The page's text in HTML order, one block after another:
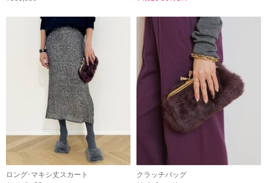
ロング･マキシ丈スカート
クラッチバッグ